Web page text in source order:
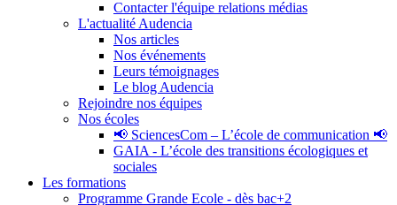
Contacter l'équipe relations médias
L'actualité Audencia
Nos articles
Nos événements
Leurs témoignages
Le blog Audencia
Rejoindre nos équipes
Nos écoles
📢 SciencesCom – L’école de communication 📢
GAIA - L’école des transitions écologiques et
sociales
Les formations
Programme Grande Ecole - dès bac+2